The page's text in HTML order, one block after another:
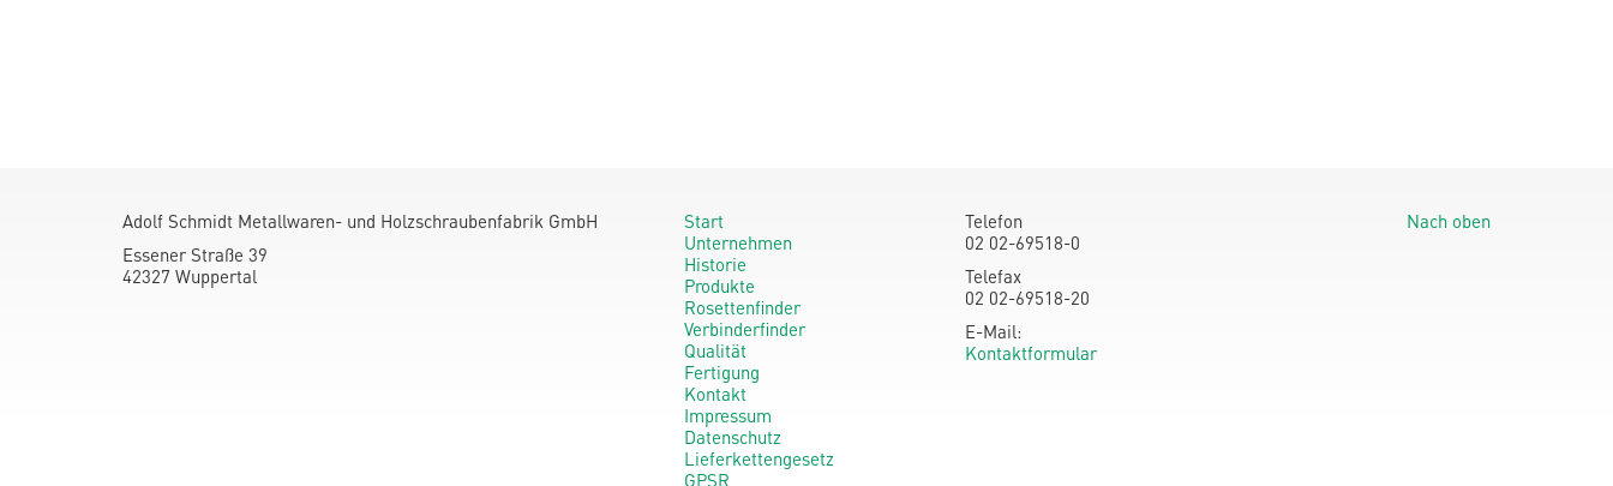
Adolf Schmidt Metallwaren- und Holzschraubenfabrik GmbH
Essener Straße 39
42327 Wuppertal
Start
Unternehmen
Historie
Produkte
Rosettenfinder
Verbinderfinder
Qualität
Fertigung
Kontakt
Impressum
Datenschutz
Lieferkettengesetz
GPSR
Telefon
02 02-69518-0
Telefax
02 02-69518-20
E-Mail:
Kontaktformular
Nach oben